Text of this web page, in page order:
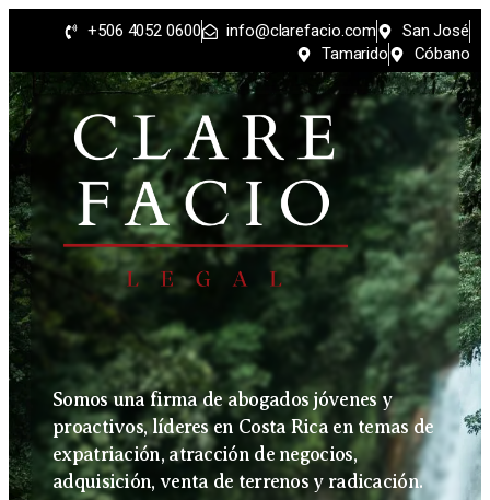
+506 4052 0600 info@clarefacio.com
San José
Tamarido
Cóbano
Somos una firma de abogados jóvenes y
proactivos, líderes en Costa Rica en temas de
expatriación, atracción de negocios,
adquisición, venta de terrenos y radicación.